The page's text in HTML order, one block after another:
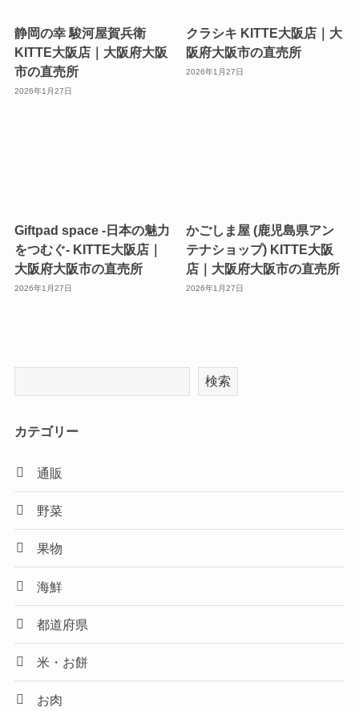
静岡の幸 駿河屋賀兵衛
KITTE大阪店｜大阪府大阪
市の直売所
2026年1月27日
クラシキ KITTE大阪店｜大
阪府大阪市の直売所
2026年1月27日
Giftpad space -日本の魅力
をつむぐ- KITTE大阪店｜
大阪府大阪市の直売所
2026年1月27日
かごしま屋 (鹿児島県アン
テナショップ) KITTE大阪
店｜大阪府大阪市の直売所
2026年1月27日
検索
カテゴリー
通販
野菜
果物
海鮮
都道府県
米・お餅
お肉